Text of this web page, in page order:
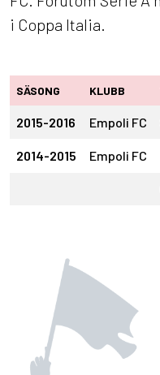
i Coppa Italia.
SÄSONG KLUBB
2015-2016 Empoli FC
2014-2015 Empoli FC